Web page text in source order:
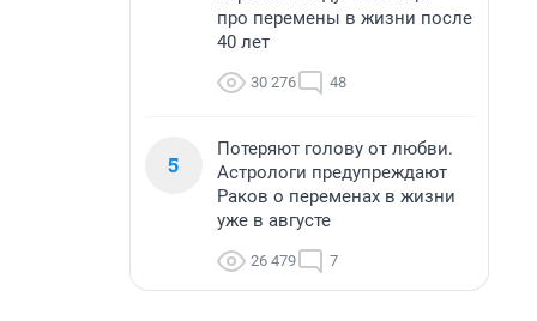
про перемены в жизни после
40 лет
30 276 48
5
Потеряют голову от любви.
Астрологи предупреждают
Раков о переменах в жизни
уже в августе
26 479 7